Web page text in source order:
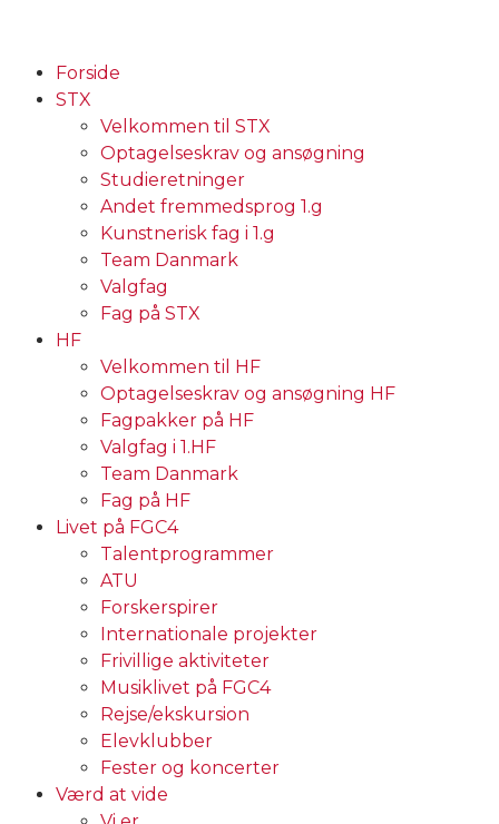
Forside
STX
Velkommen til STX
Optagelseskrav og ansøgning
Studieretninger
Andet fremmedsprog 1.g
Kunstnerisk fag i 1.g
Team Danmark
Valgfag
Fag på STX
HF
Velkommen til HF
Optagelseskrav og ansøgning HF
Fagpakker på HF
Valgfag i 1.HF
Team Danmark
Fag på HF
Livet på FGC4
Talentprogrammer
ATU
Forskerspirer
Internationale projekter
Frivillige aktiviteter
Musiklivet på FGC4
Rejse/ekskursion
Elevklubber
Fester og koncerter
Værd at vide